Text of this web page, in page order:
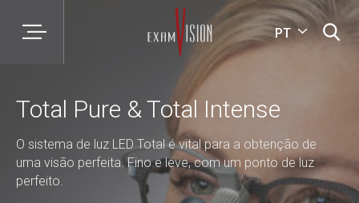
Total Pure & Total Intense
O sistema de luz LED Total é vital para a obtenção de
uma visão perfeita. Fino e leve, com um ponto de luz
perfeito.
PT